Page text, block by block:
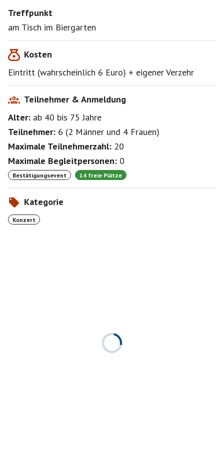
Treffpunkt
am Tisch im Biergarten
Kosten
Eintritt (wahrscheinlich 6 Euro) + eigener Verzehr
Teilnehmer & Anmeldung
Alter: ab 40 bis 75Jahre
Teilnehmer: 6 (2 Männer und 4 Frauen)
Maximale Teilnehmerzahl: 20
Maximale Begleitpersonen: 0
Bestätigungsevent 14 freie Plätze
Kategorie
Konzert